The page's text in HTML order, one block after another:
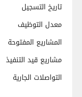
تاريخ التسجيل
معدل التوظيف
المشاريع المفتوحة
مشاريع قيد التنفيذ
التواصلات الجارية